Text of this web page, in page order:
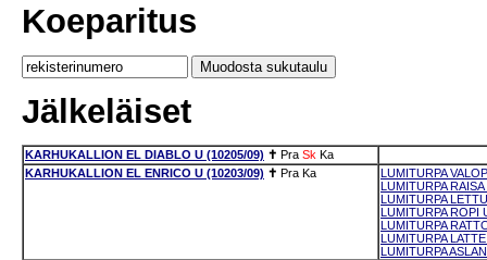
Koeparitus
Jälkeläiset
KARHUKALLION EL DIABLO U (10205/09) ✝ Pra Sk Ka
KARHUKALLION EL ENRICO U (10203/09) ✝ Pra Ka
LUMITURPA
LUMITURPA
LUMITURPA
LUMITURPA ROPI
LUMITURPA
LUMITURPA
LUMITURPA